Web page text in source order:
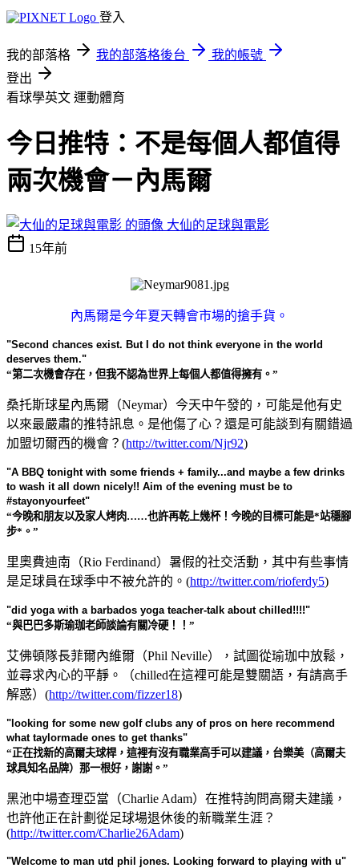
登入
我的部落格 我的部落格後台
我的帳號
登出
看球學英文 運動體育
今日推特：不是每個人都值得
兩次機會－內馬爾
大仙的足球與電影
15年前
內馬爾是今年夏天轉會市場的搶手貨。
"Second chances exist. But I do not think everyone in the world
deserves them."
“第二次機會存在，但我不認為世界上每個人都值得擁有。”
桑托斯球星內馬爾（Neymar）今天中午發的，可能是他有史
以來最嚴肅的推特訊息。是他傷了心？還是可能談到有關錯過
加盟切爾西的機會？(http://twitter.com/Njr92)
"A BBQ tonight with some friends + family...and maybe a few drinks
to wash it all down nicely!! Aim of the evening must be to
#stayonyourfeet"
“今晚和朋友以及家人烤肉……也許再乾上幾杯！今晚的目標可能是*站穩腳
步*。”
里奧費迪南（Rio Ferdinand）暑假的社交活動，其中有些事情
是足球員在球季中不被允許的。(http://twitter.com/rioferdy5)
"did yoga with a barbados yoga teacher-talk about chilled!!!!"
“與巴巴多斯瑜珈老師談論有關冷硬！！”
艾佛頓隊長菲爾內維爾（Phil Neville），試圖從瑜珈中放鬆，
並尋求內心的平靜。（chilled在這裡可能是雙關語，有請高手
解惑）(http://twitter.com/fizzer18)
"looking for some new golf clubs any of pros on here recommend
what taylormade ones to get thanks"
“正在找新的高爾夫球桿，這裡有沒有職業高手可以建議，台樂美（高爾夫
球具知名品牌）那一根好，謝謝。”
黑池中場查理亞當（Charlie Adam）在推特詢問高爾夫建議，
也許他正在計劃從足球場退休後的新職業生涯？
(http://twitter.com/Charlie26Adam)
"Welcome to man utd phil jones. Looking forward to playing with u"